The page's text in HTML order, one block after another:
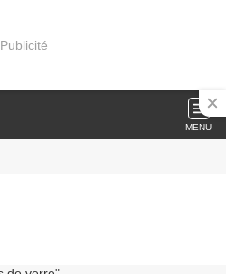
Publicité
MENU